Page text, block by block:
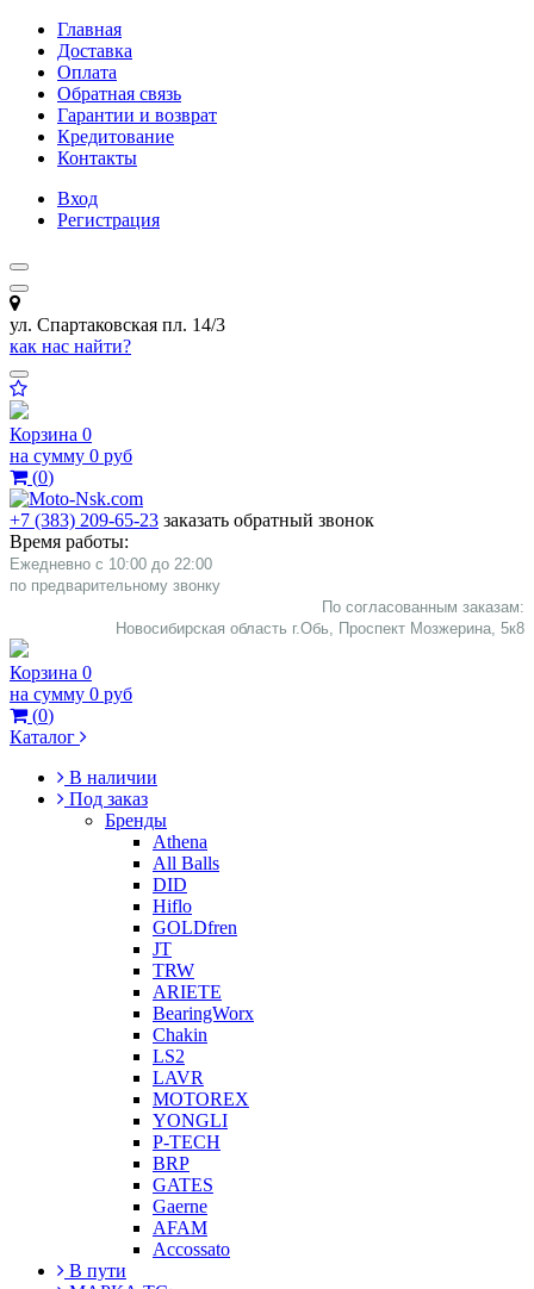
Главная
Доставка
Оплата
Обратная связь
Гарантии и возврат
Кредитование
Контакты
Вход
Регистрация
ул. Спартаковская пл. 14/3
как нас найти?
Корзина 0
на сумму 0 руб
(0)
+7 (383) 209-65-23 заказать обратный звонок
Время работы:
Ежедневно с 10:00 до 22:00
​по предварительному звонку
По согласованным заказам:
Новосибирская область г.Обь, Проспект Мозжерина, 5к8​
Корзина 0
на сумму 0 руб
(0)
Каталог
В наличии
Под заказ
Бренды
Athena
All Balls
DID
Hiflo
GOLDfren
JT
TRW
ARIETE
BearingWorx
Chakin
LS2
LAVR
MOTOREX
YONGLI
P-TECH
BRP
GATES
Gaerne
AFAM
Accossato
В пути